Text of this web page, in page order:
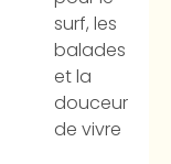
surf, les
balades
et la
douceur
de vivre